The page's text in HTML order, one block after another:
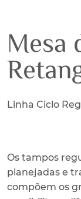
Mesa
Linha Ciclo
Os tampos
planejadas e
compõem os